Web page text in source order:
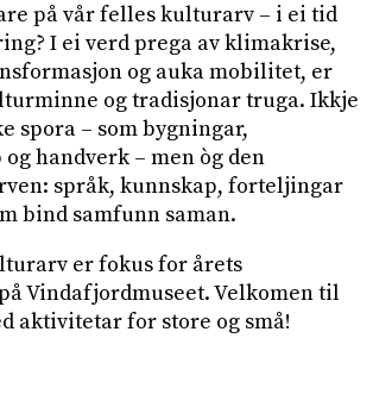
på vår felles kulturarv – i ei tid
I ei verd prega av klimakrise,
og auka mobilitet, er
og tradisjonar truga. Ikkje
spora – som bygningar,
handverk – men òg den
språk, kunnskap, forteljingar
bind samfunn saman.
er fokus for årets
Vindafjordmuseet. Velkomen til
aktivitetar for store og små!